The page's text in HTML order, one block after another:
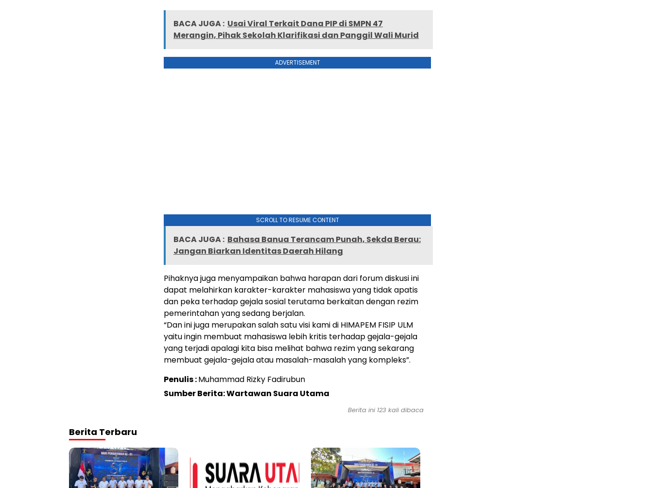
BACA JUGA : Usai Viral Terkait Dana PIP di SMPN 47
Merangin, Pihak Sekolah Klarifikasi dan Panggil Wali Murid
ADVERTISEMENT
SCROLL TO RESUME CONTENT
BACA JUGA : Bahasa Banua Terancam Punah, Sekda Berau:
Jangan Biarkan Identitas Daerah Hilang
Pihaknya juga menyampaikan bahwa harapan dari forum diskusi ini
dapat melahirkan karakter-karakter mahasiswa yang tidak apatis
dan peka terhadap gejala sosial terutama berkaitan dengan rezim
pemerintahan yang sedang berjalan.
“Dan ini juga merupakan salah satu visi kami di HIMAPEM FISIP ULM
yaitu ingin membuat mahasiswa lebih kritis terhadap gejala-gejala
yang terjadi apalagi kita bisa melihat bahwa rezim yang sekarang
membuat gejala-gejala atau masalah-masalah yang kompleks”.
Penulis :Muhammad Rizky Fadirubun
Sumber Berita: Wartawan Suara Utama
Berita ini 123 kali dibaca
Berita Terbaru